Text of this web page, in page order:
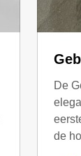
De
de